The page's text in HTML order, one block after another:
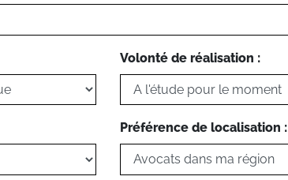
Volonté de réalisation :
Préférence de localisation :